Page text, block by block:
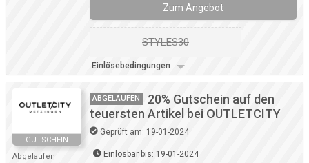
Zum Angebot
STYLES30
Einlösebedingungen
GUTSCHEIN
Abgelaufen
ABGELAUFEN
20% Gutschein auf den
teuersten Artikel bei OUTLETCITY
Geprüft am: 19-01-2024
Einlösbar bis: 19-01-2024